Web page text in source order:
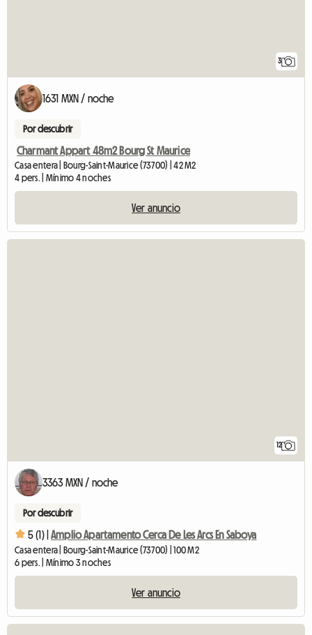
3
1631 MXN / noche
Por descubrir
Charmant Appart 48m2 Bourg St Maurice
Casa entera | Bourg-Saint-Maurice (73700) | 42 M2
4 pers. | Mínimo 4 noches
Ver anuncio
12
3363 MXN / noche
Por descubrir
5 (1) | Amplio Apartamento Cerca De Les Arcs En Saboya
Casa entera | Bourg-Saint-Maurice (73700) | 100 M2
6 pers. | Mínimo 3 noches
Ver anuncio